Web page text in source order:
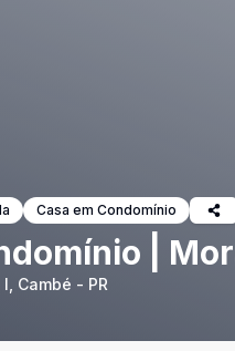
Casa em Condomínio
|
Cambé - PR